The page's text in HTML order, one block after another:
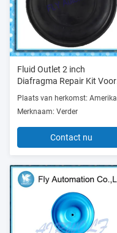
Fluid Outlet 2 inch
Diafragma Repair Kit Voor
Verder 2150 Pneumatische
Plaats van herkomst: Amerika
Merknaam: Verder
Contact nu